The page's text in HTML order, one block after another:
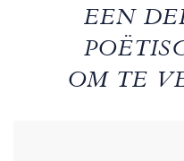
EEN
OM TE